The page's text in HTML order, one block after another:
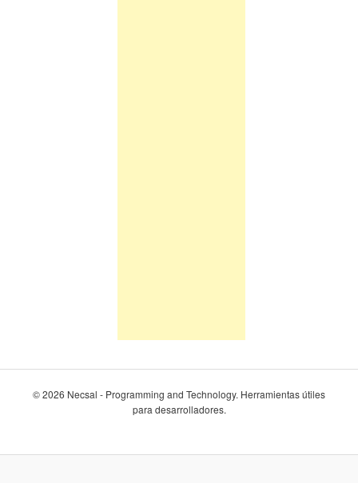
© 2026 Necsal - Programming and Technology. Herramientas útiles
para desarrolladores.